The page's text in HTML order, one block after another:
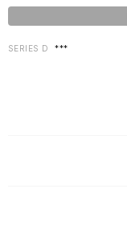
SERIES D ***